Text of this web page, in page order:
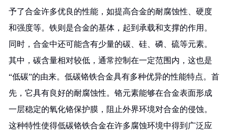
予了合金许多优良的性能，如提高合金的耐腐蚀性、硬度
和强度等。铁则是合金的基体，起到承载和支撑的作用。
同时，合金中还可能含有少量的碳、硅、磷、硫等元素。
其中，碳含量相对较低，通常控制在一定范围内，这也是
“低碳”的由来。低碳铬铁合金具有多种优异的性能特点。首
先，它具有良好的耐腐蚀性。铬元素能够在合金表面形成
一层稳定的氧化铬保护膜，阻止外界环境对合金的侵蚀。
这种特性使得低碳铬铁合金在许多腐蚀环境中得到广泛应